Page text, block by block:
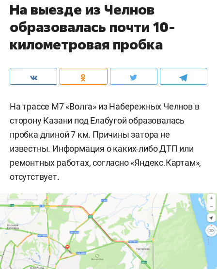
На выезде из Челнов
образовалась почти 10-
километровая пробка
На трассе М7 «Волга» из Набережных Челнов в
сторону Казани под Елабугой образовалась
пробка длиной 7 км. Причины затора не
известны. Информация о каких-либо ДТП или
ремонтных работах, согласно «Яндекс.Картам»,
отсутствует.